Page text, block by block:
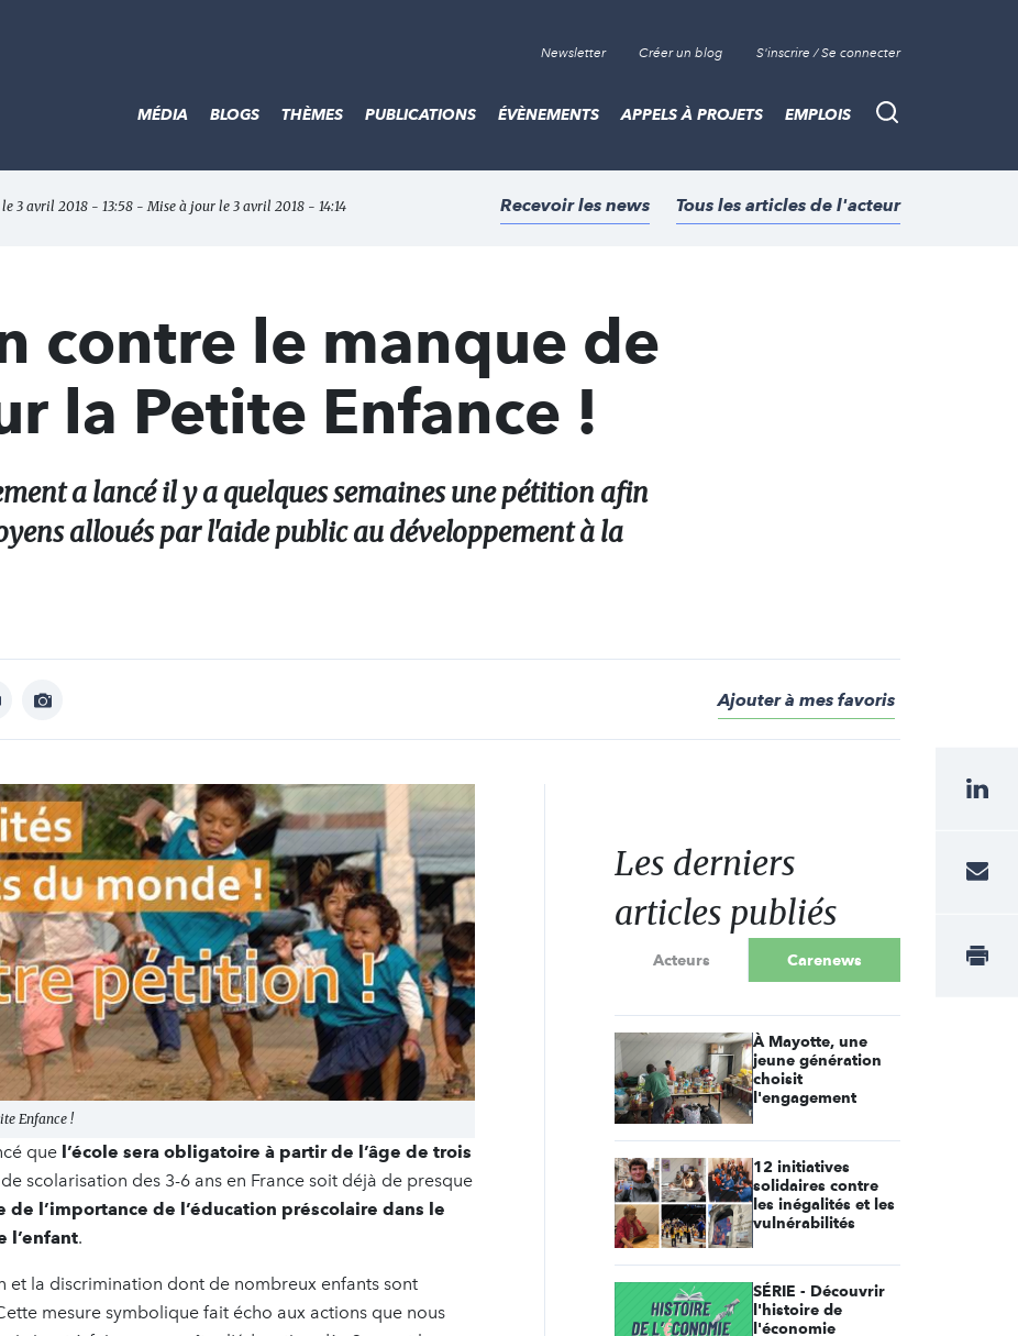
Newsletter Créer un blog S'inscrire / Se connecter
Recherche
MÉDIA BLOGS THÈMES PUBLICATIONS ÉVÈNEMENTS APPELS À PROJETS EMPLOIS
3 avril 2018 - 13:58 - Mise à jour le 3 avril 2018 - 14:14 Recevoir les news Tous les articles de l'acteur
contre le manque de
la Petite Enfance !
a lancé il y a quelques semaines une pétition afin
alloués par l'aide public au développement à la
Afficher
Ajouter à mes favoris
Enfance !
que l’école sera obligatoire à partir de l’âge de trois
scolarisation des 3-6 ans en France soit déjà de presque
de l’importance de l’éducation préscolaire dans le
l’enfant.
et la discrimination dont de nombreux enfants sont
mesure symbolique fait écho aux actions que nous
Les derniers
articles publiés
Acteurs Carenews
À Mayotte, une
jeune génération
choisit
l'engagement
12 initiatives
solidaires contre
les inégalités et les
vulnérabilités
SÉRIE - Découvrir
l'histoire de
l'économie